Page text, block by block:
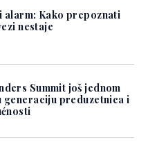
alarm: Kako prepoznati
nestaje
Summit još jednom
generaciju preduzetnica i